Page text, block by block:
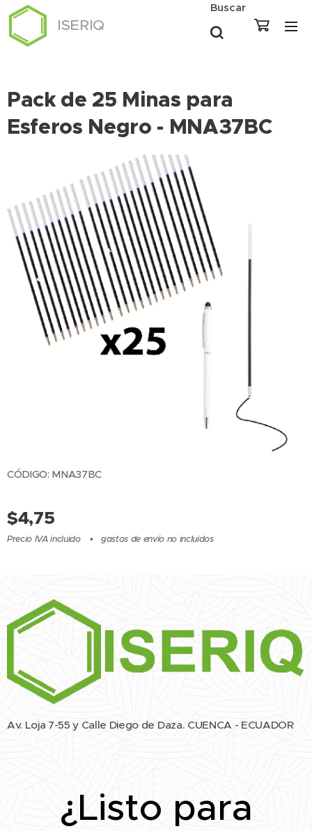
ISERIQ
Buscar
Pack de 25 Minas para
Esferos Negro - MNA37BC
CÓDIGO: MNA37BC
$4,75
Precio IVA incluido gastos de envío no incluidos
Av. Loja 7-55 y Calle Diego de Daza. CUENCA - ECUADOR
¿Listo para